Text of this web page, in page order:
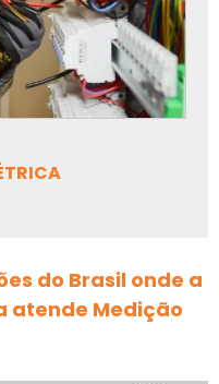
industriais
do Brasil onde a
atende Medição